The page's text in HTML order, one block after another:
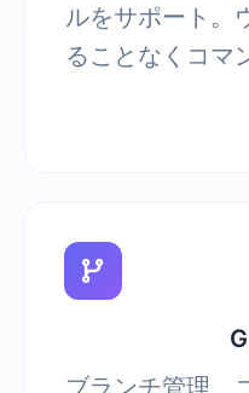
ルをサポート。
ることなくコマ
ブランチ管理、